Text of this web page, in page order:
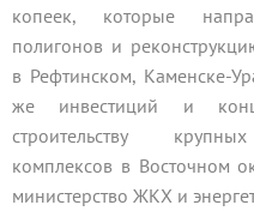
копеек, которые
полигонов и
в Рефтинском, Каменске-
же инвестиций и
строительству
комплексов в Восточном
министерство ЖКХ и